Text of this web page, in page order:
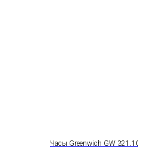
Часы Greenwich GW 321.10.39